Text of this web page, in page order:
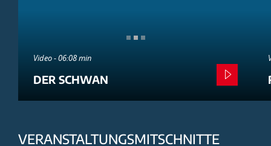
Video - 06:08 min
DER SCHWAN
VERANSTALTUNGSMITSCHNITTE